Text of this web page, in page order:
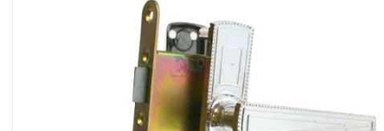
Круги и абразивы 152
434